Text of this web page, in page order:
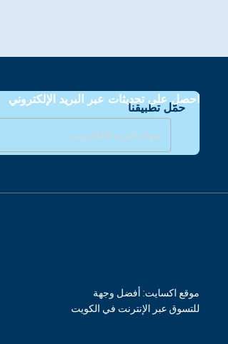
حمّل تطبيقنا
احصل على تحديثات عبر البريد الإلكتروني
موقع اكسايت: أفضل وجهة
للتسوق عبر الإنترنت في الكويت